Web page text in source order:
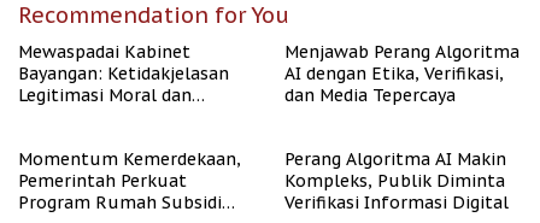
Recommendation for You
Mewaspadai Kabinet
Bayangan: Ketidakjelasan
Legitimasi Moral dan
Menjawab Perang Algoritma
AI dengan Etika, Verifikasi,
dan Media Tepercaya
Momentum Kemerdekaan,
Pemerintah Perkuat
Program Rumah Subsidi
Perang Algoritma AI Makin
Kompleks, Publik Diminta
Verifikasi Informasi Digital